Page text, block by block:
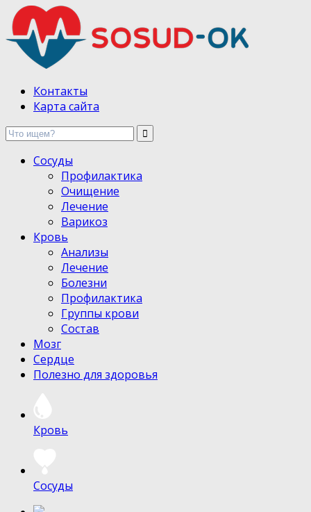
Здоровые сосуды, лечение и профилактика
Контакты
Карта сайта
Сосуды
Профилактика
Очищение
Лечение
Варикоз
Кровь
Анализы
Лечение
Болезни
Профилактика
Группы крови
Состав
Мозг
Сердце
Полезно для здоровья
Кровь
Сосуды